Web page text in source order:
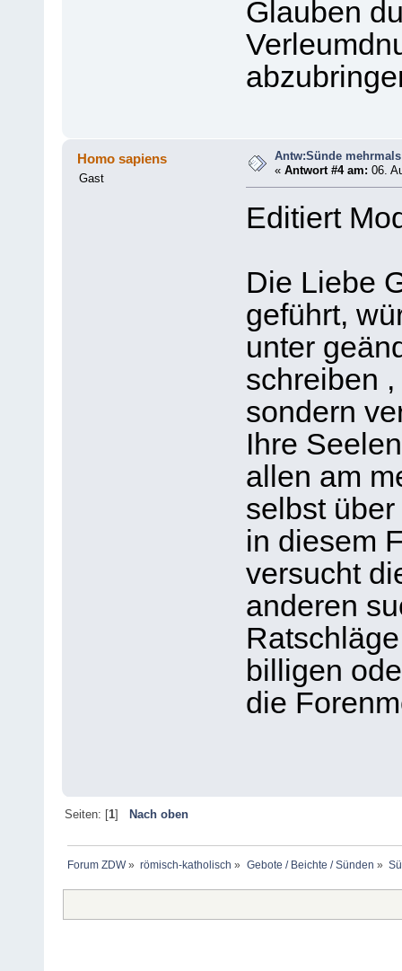
Glauben
Homo sapiens
Gast
Antw:Sünde
«Antwort #4 am: 06.
Editiert
Die Liebe
geführt,
unter
schreiben
sondern
Ihre
allen am
selbst
in diesem
versucht
anderen
billigen
die
Seiten: [1] Nach oben
Forum ZDW» römisch-katholisch » Gebote / Beichte / Sünden »